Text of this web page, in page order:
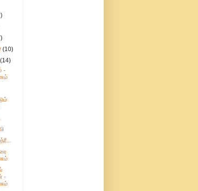
(10)
(14)
-
-